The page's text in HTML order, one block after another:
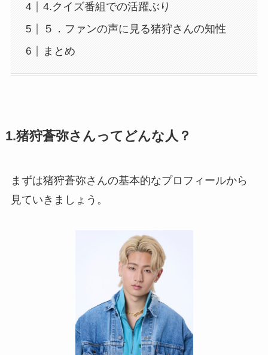
4.クイズ番組での活躍ぶり
５．ファンの声に見る猪狩さんの知性
まとめ
1.猪狩蒼弥さんってどんな人？
まずは猪狩蒼弥さんの基本的なプロフィールから
見ていきましょう。